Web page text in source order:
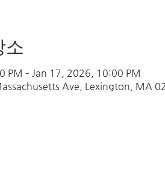
PM – Jan 17, 2026, 10:00 PM
Ave, Lexington, MA